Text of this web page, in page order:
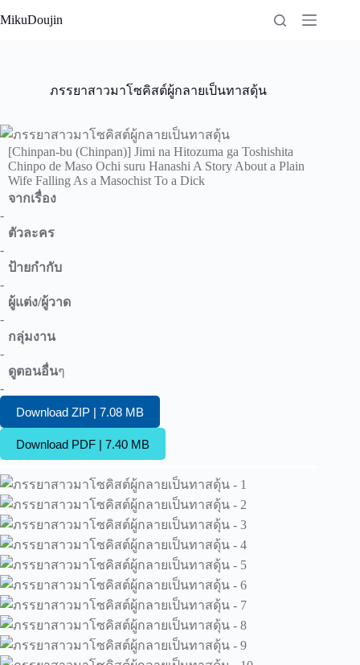
to
MikuDoujin
ภรรยาสาวมาโซคิสต์ผู้กลายเป็นทาสดุ้น
[Chinpan-bu (Chinpan)] Jimi na Hitozuma ga Toshishita
Chinpo de Maso Ochi suru Hanashi A Story About a Plain
Wife Falling As a Masochist To a Dick
จากเรื่อง
-
ตัวละคร
-
ป้ายกำกับ
-
ผู้แต่ง/ผู้วาด
-
กลุ่มงาน
-
ดูตอนอื่นๆ
-
Download ZIP | 7.08 MB
Download PDF | 7.40 MB